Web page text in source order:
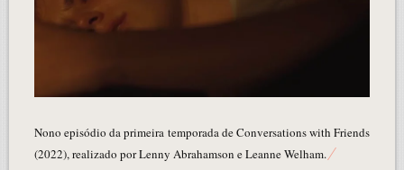
Nono episódio da primeira temporada de Conversations with Friends
(2022), realizado por Lenny Abrahamson e Leanne Welham.